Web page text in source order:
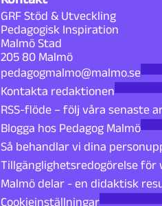
GRF Stöd & Utveckling
Pedagogisk Inspiration
Malmö Stad
205 80 Malmö
pedagogmalmo@malmo.se
Kontakta redaktionen
RSS-flöde – följ våra senaste
Blogga hos Pedagog Malmö
Så behandlar vi dina
Tillgänglighetsredogörelse för
Malmö delar - en didaktisk
Cookieinställningar